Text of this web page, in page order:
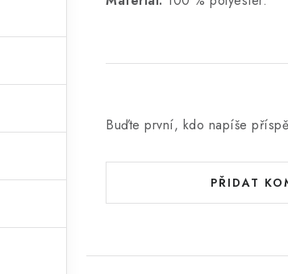
Buďte první, kdo napíše
PŘIDAT